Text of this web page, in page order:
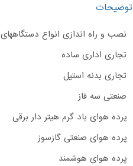
توضیحات
نصب و راه اندازی انواع دستگاههای
تجاری اداری ساده
تجاری بدنه استیل
صنعتی سه فاز
پرده هوای باد گرم هیتر دار برقی
پرده هوای صنعتی گازسوز
پرده هوای هوشمند